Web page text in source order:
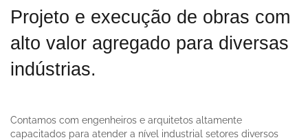
Projeto e execução de obras com
alto valor agregado para diversas
indústrias.
Contamos com engenheiros e arquitetos altamente
capacitados para atender a nível industrial setores diversos